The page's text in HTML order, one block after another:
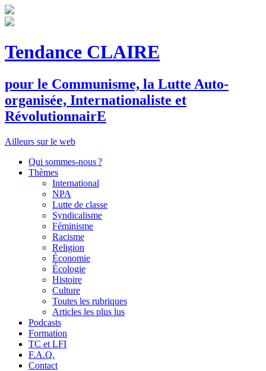
Tendance CLAIRE
pour le Communisme, la Lutte Auto-
organisée, Internationaliste et
RévolutionnairE
Ailleurs sur le web
Qui sommes-nous ?
Thèmes
International
NPA
Lutte de classe
Syndicalisme
Féminisme
Racisme
Religion
Économie
Écologie
Histoire
Culture
Toutes les rubriques
Articles les plus lus
Podcasts
Formation
TC et LFI
F.A.Q.
Contact